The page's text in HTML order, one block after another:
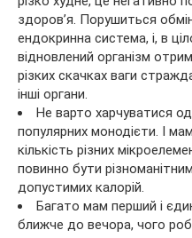
здоров’я. Порушиться
ендокринна система, і, в
відновлений організм
різких скачках ваги
інші органи.
Не варто харчуватися
популярних монодієти. І
кількість різних
повинно бути
допустимих калорій.
Багато мам перший і
ближче до вечора, чого